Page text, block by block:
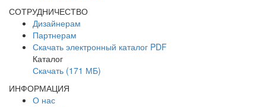
СОТРУДНИЧЕСТВО
Дизайнерам
Партнерам
Скачать электронный каталог PDF
Каталог
Скачать (171 МБ)
ИНФОРМАЦИЯ
О нас